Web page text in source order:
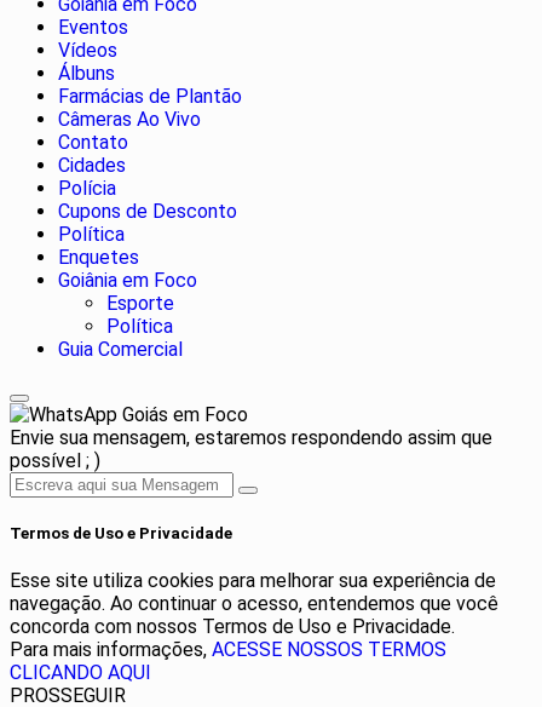
Eventos
Vídeos
Álbuns
Farmácias de Plantão
Câmeras Ao Vivo
Contato
Cidades
Polícia
Cupons de Desconto
Política
Enquetes
Goiânia em Foco
Esporte
Política
Guia Comercial
Goiás em Foco
Envie sua mensagem, estaremos respondendo assim que
possível ; )
Termos de Uso e Privacidade
Esse site utiliza cookies para melhorar sua experiência de
navegação. Ao continuar o acesso, entendemos que você
concorda com nossos Termos de Uso e Privacidade.
Para mais informações, ACESSE NOSSOS TERMOS
CLICANDO AQUI
PROSSEGUIR